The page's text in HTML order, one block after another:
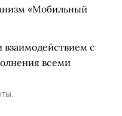
«Мобильный
с
всеми